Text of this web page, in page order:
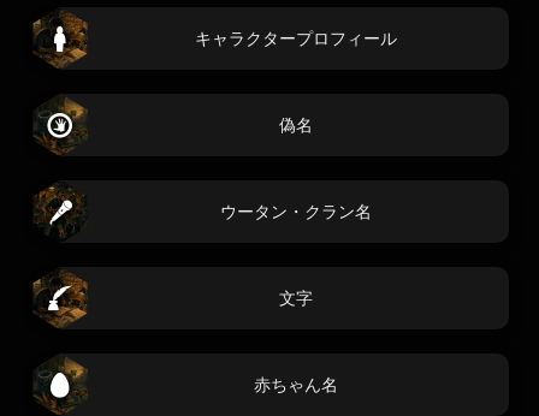
キャラクタープロフィール
偽名
ウータン・クラン名
文字
赤ちゃん名